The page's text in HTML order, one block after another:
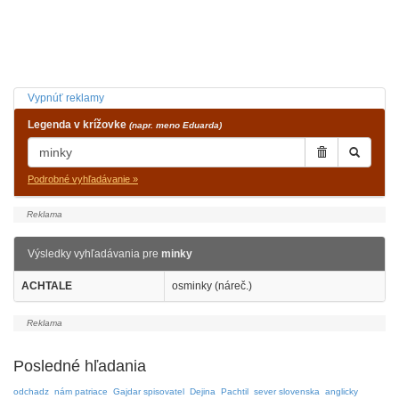
Vypnúť reklamy
Legenda v krížovke (napr. meno Eduarda)
Podrobné vyhľadávanie »
Výsledky vyhľadávania pre minky
ACHTALE osminky (náreč.)
Posledné hľadania
odchadz nám patriace Gajdar spisovatel Dejina Pachtil sever slovenska anglicky